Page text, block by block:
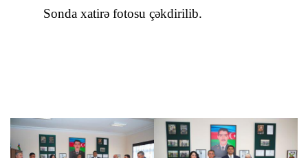
Sonda xatirə fotosu çəkdirilib.